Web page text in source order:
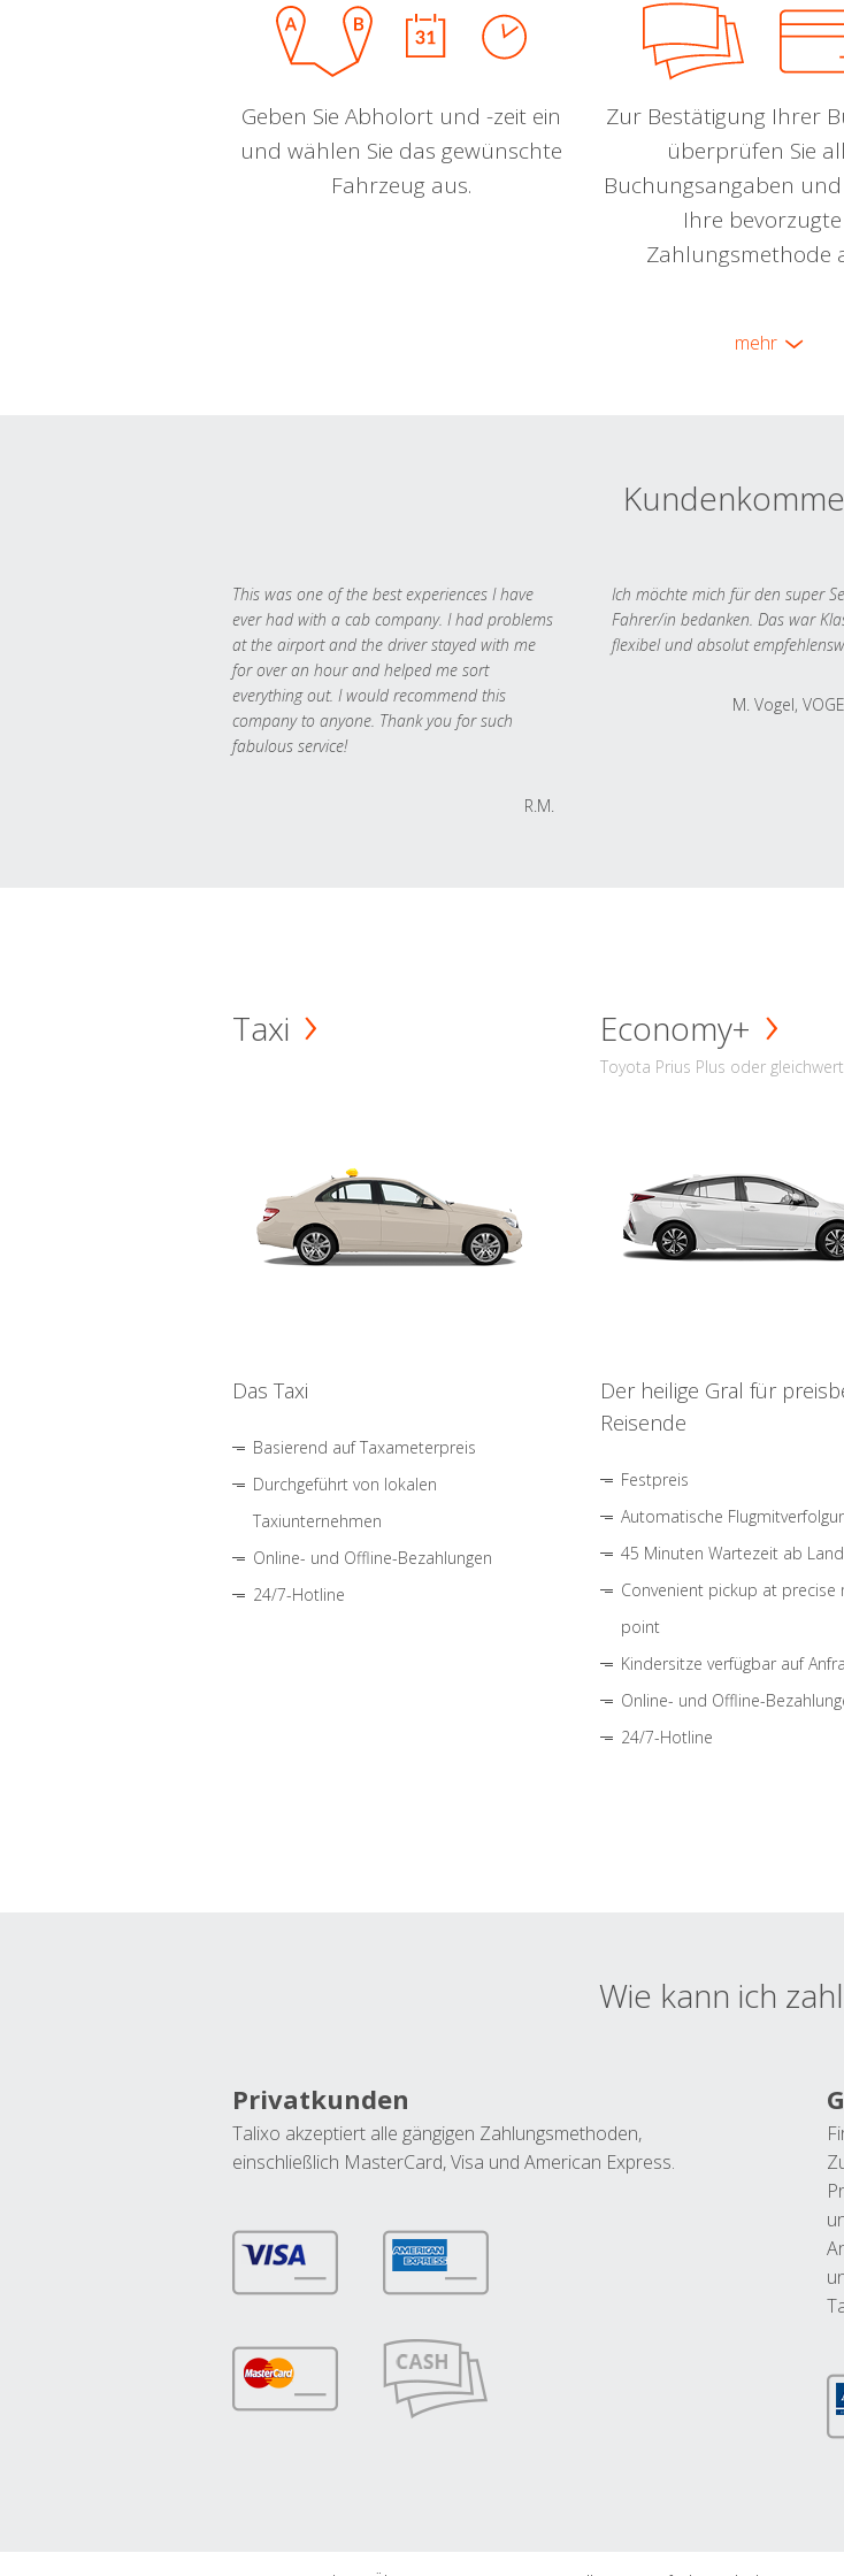
Geben Sie Abholort und -zeit ein
und wählen Sie das gewünschte
Fahrzeug aus.
Zur Bestätigung Ihrer
überprüfen Sie
Buchungsangaben
Ihre bevorzugte
Zahlungsmethode
mehr
This was one of the best experiences I have
ever had with a cab company. I had problems
at the airport and the driver stayed with me
for over an hour and helped me sort
everything out. I would recommend this
company to anyone. Thank you for such
fabulous service!
R.M.
Ich möchte mich für den super
Fahrer/in bedanken. Das war
flexibel und absolut
M. Vogel,
Taxi
Das Taxi
Basierend auf Taxameterpreis
Durchgeführt von lokalen
Taxiunternehmen
Online- und Offline-Bezahlungen
24/7-Hotline
Economy+
Toyota Prius Plus oder
Der heilige Gral für
Reisende
Festpreis
Automatische
45 Minuten Wartezeit ab
Convenient pickup at precise
point
Kindersitze verfügbar auf
Online- und Offline-
24/7-Hotline
Wie kann ich
Privatkunden
Talixo akzeptiert alle gängigen Zahlungsmethoden,
einschließlich MasterCard, Visa und American Express.